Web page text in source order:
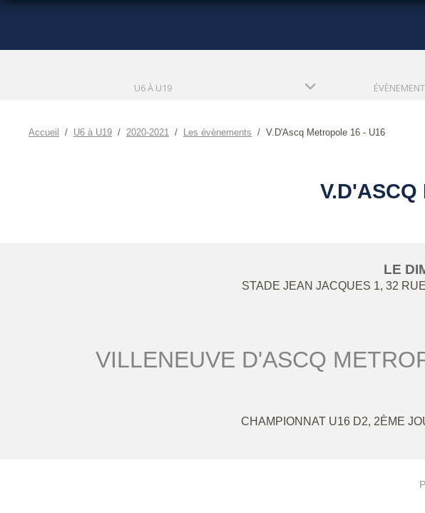
U6 À U19
Accueil U6 à U19 2020-2021 Les évènements V.D'Ascq Metropole 16 - U16
V.D'ASCQ
LE
STADE JEAN JACQUES 1, 32
VILLENEUVE D'ASCQ
CHAMPIONNAT U16 D2, 2ÈME